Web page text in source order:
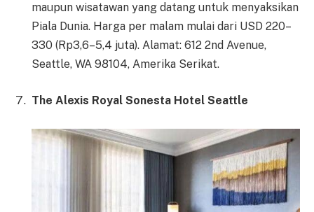
maupun wisatawan yang datang untuk menyaksikan
Piala Dunia. Harga per malam mulai dari USD 220–
330 (Rp3,6–5,4 juta). Alamat: 612 2nd Avenue,
Seattle, WA 98104, Amerika Serikat.
The Alexis Royal Sonesta Hotel Seattle